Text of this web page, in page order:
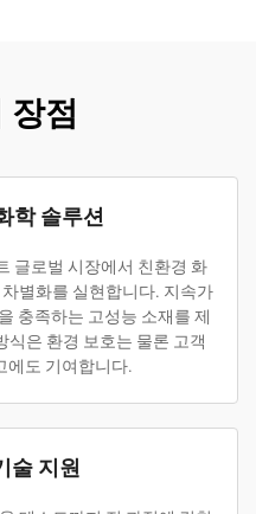
장점
학 솔루션
글로벌 시장에서 친환경 화
별화를 실현합니다. 지속가
충족하는 고성능 소재를 제
식은 환경 보호는 물론 고객
에도 기여합니다.
술 지원